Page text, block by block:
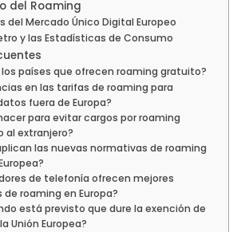
del Roaming
del Mercado Único Digital Europeo
y las Estadísticas de Consumo
países que ofrecen roaming gratuito?
en las tarifas de roaming para
fuera de Europa?
para evitar cargos por roaming
al extranjero?
las nuevas normativas de roaming
de telefonía ofrecen mejores
roaming en Europa?
está previsto que dure la exención de
Unión Europea?